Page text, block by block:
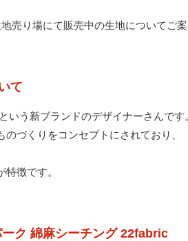
売り場にて販売中の生地についてご
て
いう新ブランドのデザイナーさんです
づくりをコンセプトにされており、
徴です。
ク 綿麻シーチング 22fabric